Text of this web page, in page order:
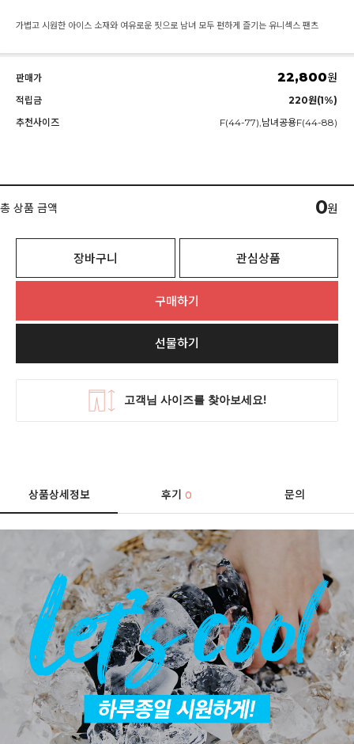
가볍고 시원한 아이스 소재와 여유로운 핏으로 남녀 모두 편하게 즐기는 유니섹스 팬츠
판매가 22,800원
적립금
220원(1%)
추천사이즈
F(44-77),남녀공용F(44-88)
총 상품 금액 0원
장바구니 관심상품
구매하기
선물하기
상품상세정보 후기0 문의